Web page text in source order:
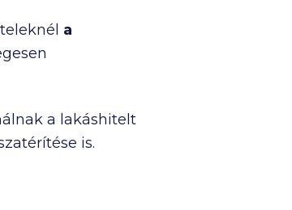
a
a lakáshitelt
is.